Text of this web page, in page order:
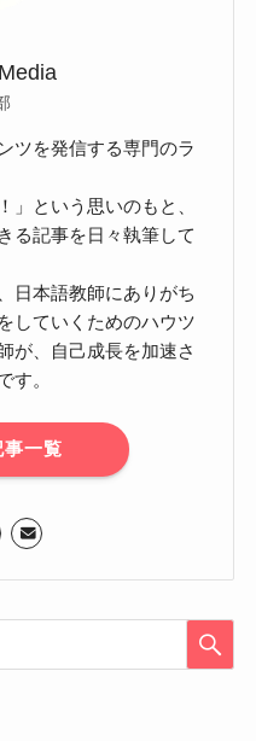
ツを発信する専門のラ
」という思いのもと、
る記事を日々執筆して
日本語教師にありがち
していくためのハウツ
が、自己成長を加速さ
す。
一覧